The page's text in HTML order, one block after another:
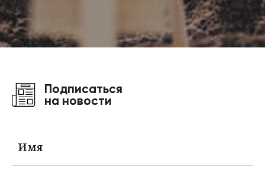
Подписаться
на новости